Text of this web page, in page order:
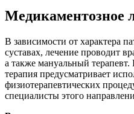
Медикаментозное
В зависимости от характера
суставах, лечение проводит
а также мануальный
терапия предусматривает
физиотерапевтических
специалисты этого